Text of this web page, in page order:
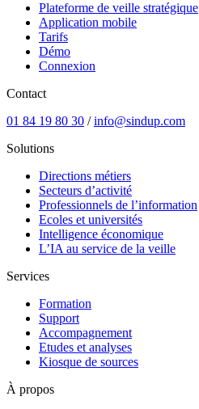
Plateforme de veille stratégique
Application mobile
Tarifs
Démo
Connexion
Contact
01 84 19 80 30 /info@sindup.com
Solutions
Directions métiers
Secteurs d’activité
Professionnels de l’information
Ecoles et universités
Intelligence économique
L’IA au service de la veille
Services
Formation
Support
Accompagnement
Etudes et analyses
Kiosque de sources
À propos